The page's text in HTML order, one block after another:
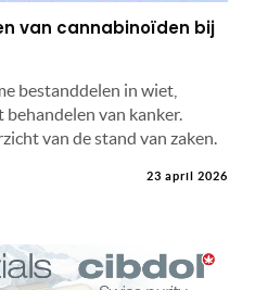
van cannabinoïden bij
bestanddelen in wiet,
behandelen van kanker.
van de stand van zaken.
23 april 2026